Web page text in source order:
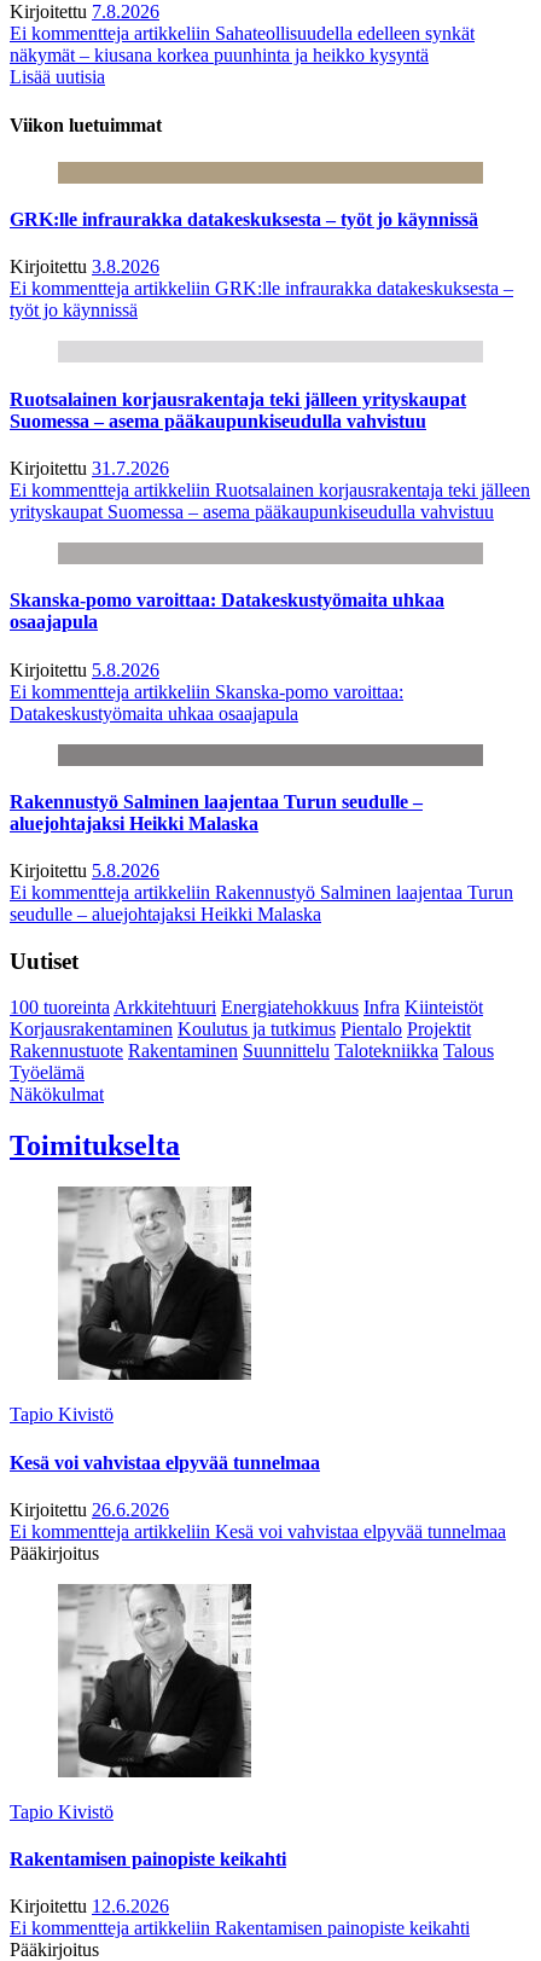
Kirjoitettu 7.8.2026
Ei kommentteja artikkeliin Sahateollisuudella edelleen synkät
näkymät – kiusana korkea puunhinta ja heikko kysyntä
Lisää uutisia
Viikon luetuimmat
GRK:lle infraurakka datakeskuksesta – työt jo käynnissä
Kirjoitettu 3.8.2026
Ei kommentteja artikkeliin GRK:lle infraurakka datakeskuksesta –
työt jo käynnissä
Ruotsalainen korjausrakentaja teki jälleen yrityskaupat
Suomessa – asema pääkaupunkiseudulla vahvistuu
Kirjoitettu 31.7.2026
Ei kommentteja artikkeliin Ruotsalainen korjausrakentaja teki jälleen
yrityskaupat Suomessa – asema pääkaupunkiseudulla vahvistuu
Skanska-pomo varoittaa: Datakeskustyömaita uhkaa
osaajapula
Kirjoitettu 5.8.2026
Ei kommentteja artikkeliin Skanska-pomo varoittaa:
Datakeskustyömaita uhkaa osaajapula
Rakennustyö Salminen laajentaa Turun seudulle –
aluejohtajaksi Heikki Malaska
Kirjoitettu 5.8.2026
Ei kommentteja artikkeliin Rakennustyö Salminen laajentaa Turun
seudulle – aluejohtajaksi Heikki Malaska
Uutiset
100 tuoreintaArkkitehtuuri Energiatehokkuus Infra Kiinteistöt
Korjausrakentaminen Koulutus ja tutkimus Pientalo Projektit
Rakennustuote Rakentaminen Suunnittelu Talotekniikka Talous
Työelämä
Näkökulmat
Toimitukselta
Tapio Kivistö
Kesä voi vahvistaa elpyvää tunnelmaa
Kirjoitettu 26.6.2026
Ei kommentteja artikkeliin Kesä voi vahvistaa elpyvää tunnelmaa
Pääkirjoitus
Tapio Kivistö
Rakentamisen painopiste keikahti
Kirjoitettu 12.6.2026
Ei kommentteja artikkeliin Rakentamisen painopiste keikahti
Pääkirjoitus